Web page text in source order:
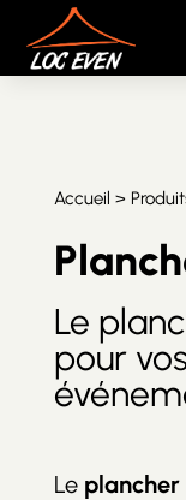
Accueil >
Le
pour
Le